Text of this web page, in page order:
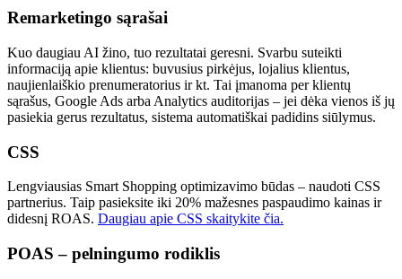
Remarketingo sąrašai
Kuo daugiau AI žino, tuo rezultatai geresni. Svarbu suteikti
informaciją apie klientus: buvusius pirkėjus, lojalius klientus,
naujienlaiškio prenumeratorius ir kt. Tai įmanoma per klientų
sąrašus, Google Ads arba Analytics auditorijas – jei dėka vienos iš jų
pasiekia gerus rezultatus, sistema automatiškai padidins siūlymus.
CSS
Lengviausias Smart Shopping optimizavimo būdas – naudoti CSS
partnerius. Taip pasieksite iki 20% mažesnes paspaudimo kainas ir
didesnį ROAS. Daugiau apie CSS skaitykite čia.
POAS – pelningumo rodiklis